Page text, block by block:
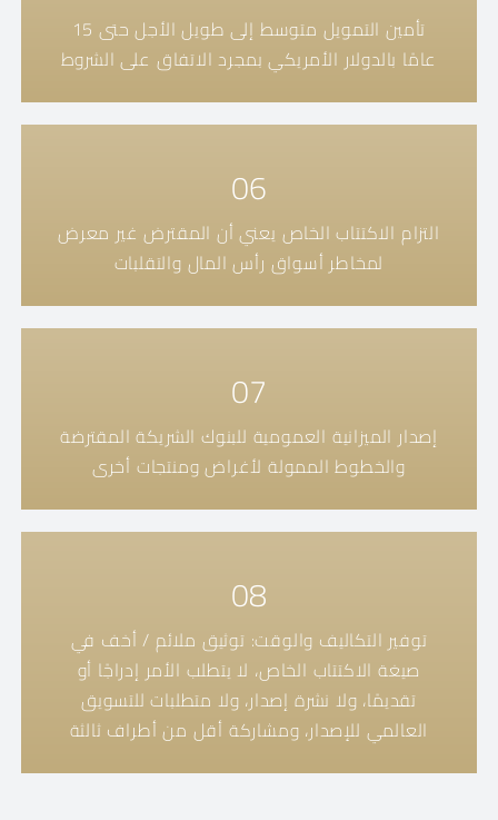
تأمين التمويل متوسط ​​إلى طويل الأجل حتى 15
عامًا بالدولار الأمريكي بمجرد الاتفاق على الشروط
06
التزام الاكتتاب الخاص يعني أن المقترض غير معرض
لمخاطر أسواق رأس المال والتقلبات
07
إصدار الميزانية العمومية للبنوك الشريكة المقترضة
والخطوط الممولة لأغراض ومنتجات أخرى
08
توفير التكاليف والوقت: توثيق ملائم / أخف في
صيغة الاكتتاب الخاص، لا يتطلب الأمر إدراجًا أو
تقديمًا، ولا نشرة إصدار، ولا متطلبات للتسويق
العالمي للإصدار، ومشاركة أقل من أطراف ثالثة